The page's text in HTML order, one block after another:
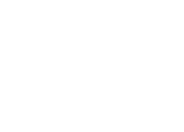
i Automotive Cloud
hver forhandler.
for hver forhandlerkonto